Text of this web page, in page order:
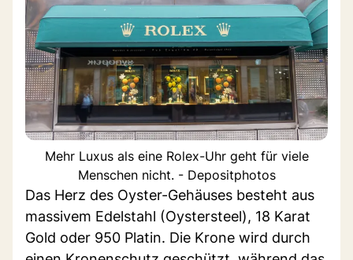
Mehr Luxus als eine Rolex-Uhr geht für viele
Menschen nicht. - Depositphotos
Das Herz des Oyster-Gehäuses besteht aus
massivem Edelstahl (Oystersteel), 18 Karat
Gold oder 950 Platin. Die Krone wird durch